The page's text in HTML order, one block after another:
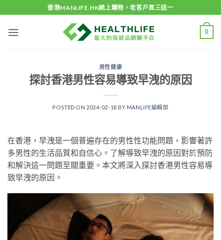
to
content
香港MANLIFE.HK網上購物，老客戶買三送一
0
男性健康
探討香港男性容易導致早洩的原因
POSTED ON 2024-02-18 BY MANLIFE編輯部
在香港， 早洩是一個普遍存在的男性性功能問題，影響著許
多男性的生活品質和自信心。了解導致早洩的原因對於預防
和解決這一問題至關重要。本文將深入探討香港男性容易導
致早洩的原因。